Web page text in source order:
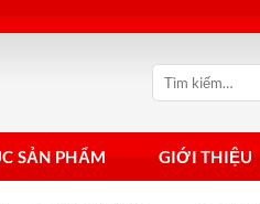
Tìm
kiếm:
SẢN PHẨM GIỚI THIỆU